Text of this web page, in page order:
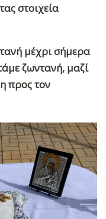
στοιχεία
μέχρι σήμερα
ζωντανή, μαζί
προς τον